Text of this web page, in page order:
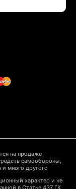
на продаже
самообороны,
много другого
характер и не